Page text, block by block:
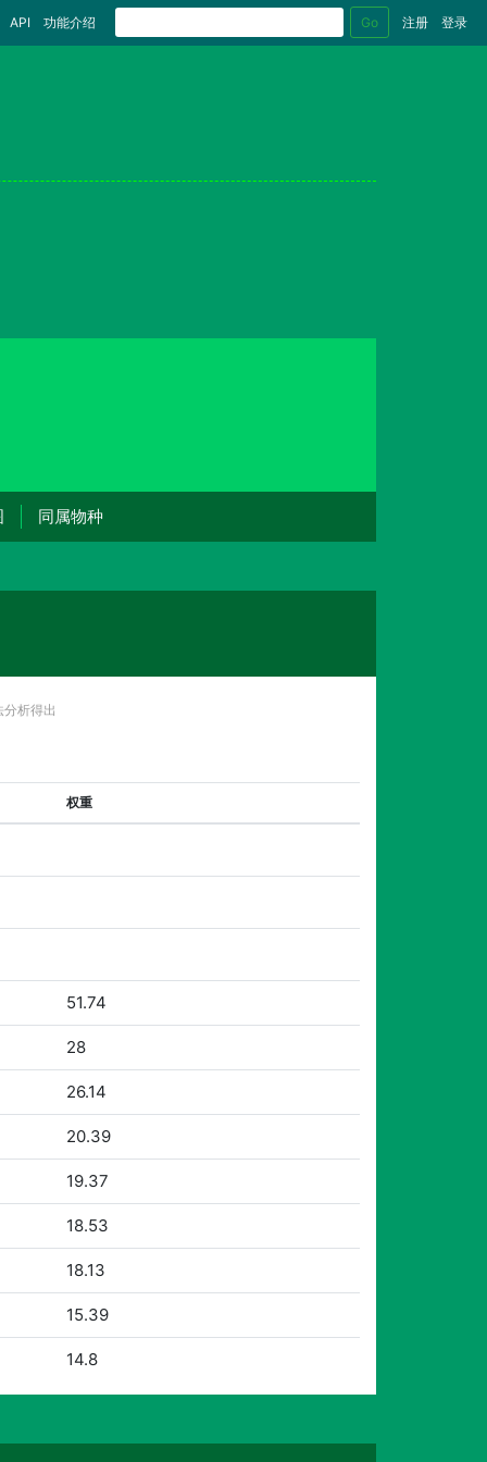
API 功能介绍 Go 注册 登录
同属物种
析得出
权重
51.74
28
26.14
20.39
19.37
18.53
18.13
15.39
14.8